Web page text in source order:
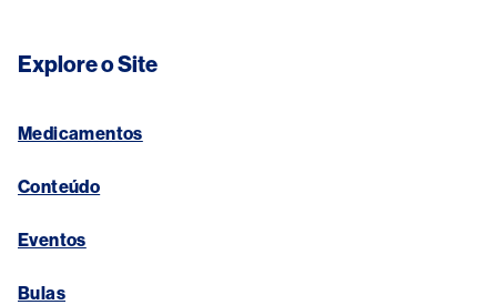
Explore o Site
Medicamentos
Conteúdo
Eventos
Bulas